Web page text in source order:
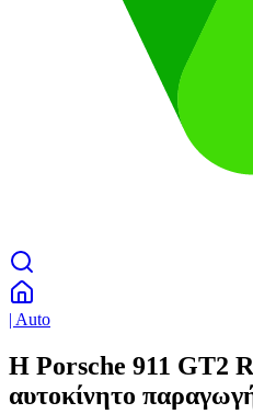
| Auto
H Porsche 911 GT2
αυτοκίνητο